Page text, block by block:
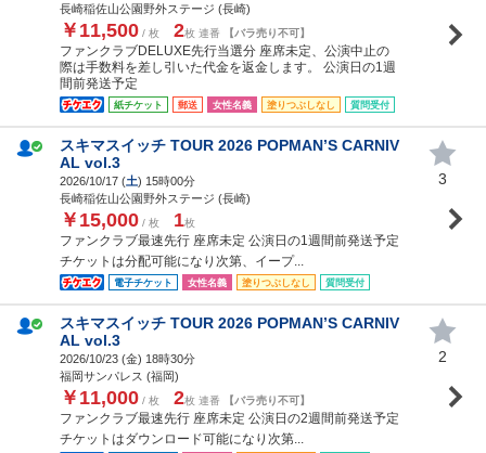
長崎稲佐山公園野外ステージ (長崎)
￥11,500 / 枚 2枚 連番 【バラ売り不可】
ファンクラブDELUXE先行当選分 座席未定、公演中止の
際は手数料を差し引いた代金を返金します。 公演日の1週
間前発送予定
紙チケット 郵送 女性名義 塗りつぶしなし 質問受付
スキマスイッチ TOUR 2026 POPMAN’S CARNIV
AL vol.3
2026/10/17 (土) 15時00分
長崎稲佐山公園野外ステージ (長崎)
￥15,000 / 枚 1枚
ファンクラブ最速先行 座席未定 公演日の1週間前発送予定
チケットは分配可能になり次第、イープ...
電子チケット 女性名義 塗りつぶしなし 質問受付
3
スキマスイッチ TOUR 2026 POPMAN’S CARNIV
AL vol.3
2026/10/23 (金) 18時30分
福岡サンパレス (福岡)
￥11,000 / 枚 2枚 連番 【バラ売り不可】
ファンクラブ最速先行 座席未定 公演日の2週間前発送予定
チケットはダウンロード可能になり次第...
2